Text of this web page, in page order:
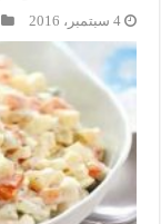
4 سبتمبر، 2016